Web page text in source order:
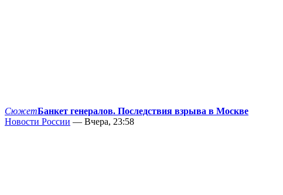
СюжетБанкет генералов. Последствия взрыва в Москве
Новости России — Вчера, 23:58